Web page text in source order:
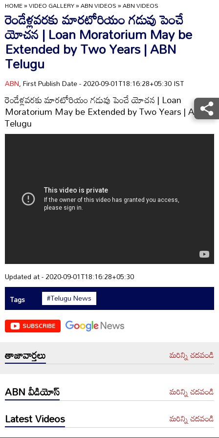
HOME»VIDEO GALLERY»ABN VIDEOS»ABN VIDEOS
రెండేళ్లవరకు మారటోరియం గడువు పెంచే
యోచన | Loan Moratorium May be
Extended by Two Years | ABN
Telugu
ABN, First Publish Date - 2020-09-01T18:16:28+05:30 IST
రెండేళ్లవరకు మారటోరియం గడువు పెంచే యోచన | Loan
Moratorium May be Extended by Two Years | ABN
Telugu
Updated at - 2020-09-01T18:16:28+05:30
Tags
#Telugu News
SUBSCRIBE
తాజావార్తలు మరిన్ని చదవండి
ABN వీడియోస్ మరిన్ని చదవండి
Latest Videos మరిన్ని చదవండి